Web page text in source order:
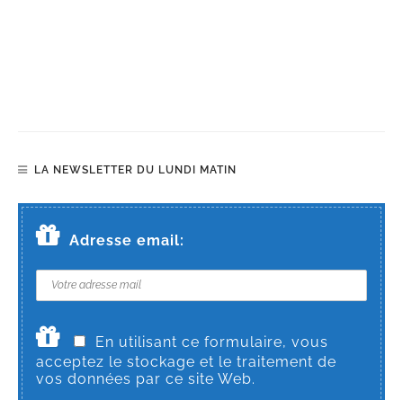
LA NEWSLETTER DU LUNDI MATIN
Adresse email:
En utilisant ce formulaire, vous
acceptez le stockage et le traitement de
vos données par ce site Web.